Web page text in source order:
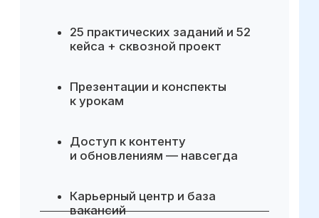
Отправить заявку
за счет более точного
планирования и контроля
Для сотрудника
для уверенной работы с данными
Повышение точности и скорости
росте внутри компании
Дополнительный модуль с 47